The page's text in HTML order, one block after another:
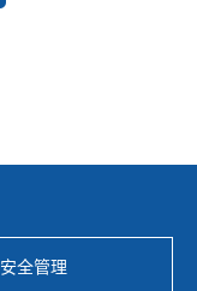
安全管理